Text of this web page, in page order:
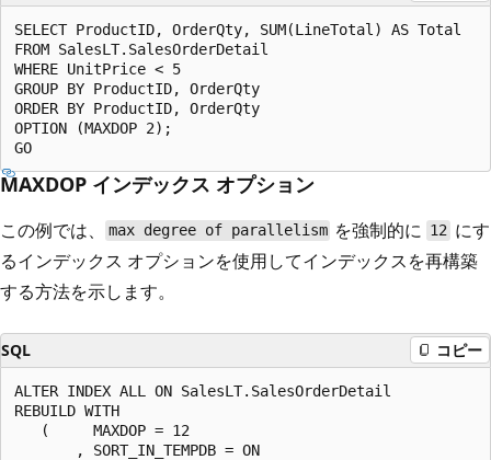
SELECT ProductID, OrderQty, SUM(LineTotal) AS Total
FROM SalesLT.SalesOrderDetail
WHERE UnitPrice < 5
GROUP BY ProductID, OrderQty
ORDER BY ProductID, OrderQty
OPTION (MAXDOP 2);
MAXDOP インデックス オプション
この例では、 max degree of parallelism を強制的に 12にす
るインデックス オプションを使用してインデックスを再構築
する方法を示します。
SQL コピー
ALTER INDEX ALL ON SalesLT.SalesOrderDetail
REBUILD WITH
   (     MAXDOP = 12
       , SORT_IN_TEMPDB = ON